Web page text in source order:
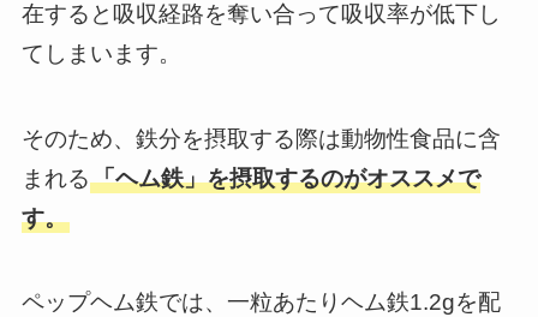
在すると吸収経路を奪い合って吸収率が低下し
てしまいます。
そのため、鉄分を摂取する際は動物性食品に含
まれる「ヘム鉄」を摂取するのがオススメで
す。
ペップヘム鉄では、一粒あたりヘム鉄1.2gを配